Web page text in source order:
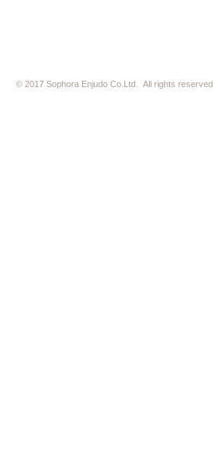
© 2017 Sophora Enjudo Co.Ltd. All rights reserved.